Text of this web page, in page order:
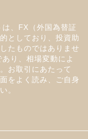
は、FX（外国為替証
としており、投資助
たものではありませ
り、相場変動によ
お取引にあたって
をよく読み、ご自身
。